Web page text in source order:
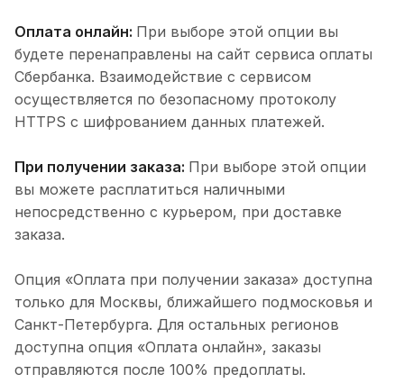
Оплата онлайн: При выборе этой опции вы
будете перенаправлены на сайт сервиса оплаты
Сбербанка. Взаимодействие с сервисом
осуществляется по безопасному протоколу
HTTPS с шифрованием данных платежей.
При получении заказа: При выборе этой опции
вы можете расплатиться наличными
непосредственно с курьером, при доставке
заказа.
Опция «Оплата при получении заказа» доступна
только для Москвы, ближайшего подмосковья и
Санкт-Петербурга. Для остальных регионов
доступна опция «Оплата онлайн», заказы
отправляются после 100% предоплаты.